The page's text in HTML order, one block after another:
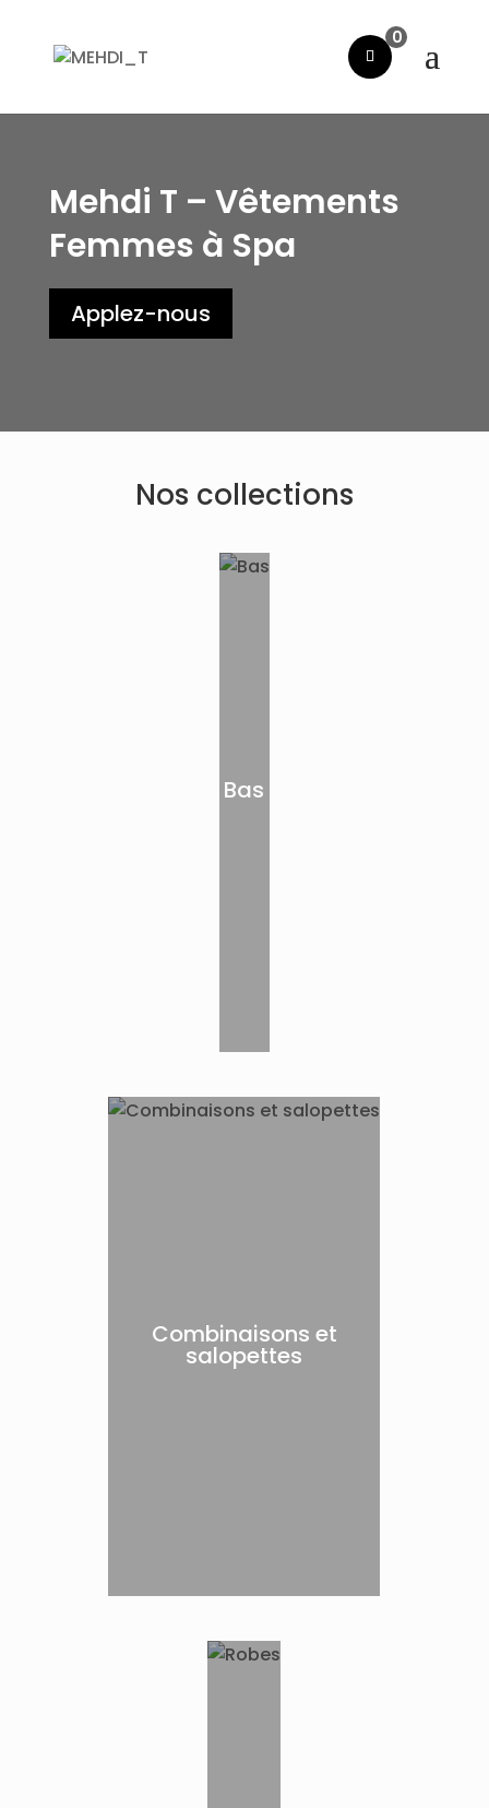
0
Mehdi T – Vêtements
Femmes à Spa
Applez-nous
Nos collections
Bas
Combinaisons et
salopettes